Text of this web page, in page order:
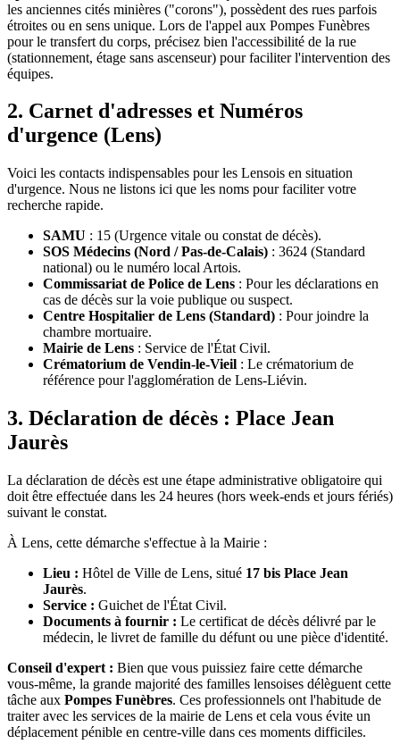
les anciennes cités minières ("corons"), possèdent des rues parfois
étroites ou en sens unique. Lors de l'appel aux Pompes Funèbres
pour le transfert du corps, précisez bien l'accessibilité de la rue
(stationnement, étage sans ascenseur) pour faciliter l'intervention des
équipes.
2. Carnet d'adresses et Numéros
d'urgence (Lens)
Voici les contacts indispensables pour les Lensois en situation
d'urgence. Nous ne listons ici que les noms pour faciliter votre
recherche rapide.
SAMU : 15 (Urgence vitale ou constat de décès).
SOS Médecins (Nord / Pas-de-Calais) : 3624 (Standard
national) ou le numéro local Artois.
Commissariat de Police de Lens : Pour les déclarations en
cas de décès sur la voie publique ou suspect.
Centre Hospitalier de Lens (Standard) : Pour joindre la
chambre mortuaire.
Mairie de Lens : Service de l'État Civil.
Crématorium de Vendin-le-Vieil : Le crématorium de
référence pour l'agglomération de Lens-Liévin.
3. Déclaration de décès : Place Jean
Jaurès
La déclaration de décès est une étape administrative obligatoire qui
doit être effectuée dans les 24 heures (hors week-ends et jours fériés)
suivant le constat.
À Lens, cette démarche s'effectue à la Mairie :
Lieu : Hôtel de Ville de Lens, situé 17 bis Place Jean
Jaurès.
Service : Guichet de l'État Civil.
Documents à fournir : Le certificat de décès délivré par le
médecin, le livret de famille du défunt ou une pièce d'identité.
Conseil d'expert : Bien que vous puissiez faire cette démarche
vous-même, la grande majorité des familles lensoises délèguent cette
tâche aux Pompes Funèbres. Ces professionnels ont l'habitude de
traiter avec les services de la mairie de Lens et cela vous évite un
déplacement pénible en centre-ville dans ces moments difficiles.